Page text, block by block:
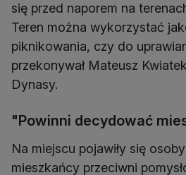
się przed naporem na
Teren można wykorzystać
piknikowania, czy do
przekonywał Mateusz
Dynasy.
"Powinni decydować
Na miejscu pojawiły się
mieszkańcy przeciwni